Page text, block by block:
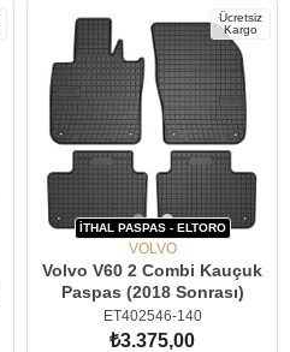
İTHAL PASPAS - ELTORO
Ücretsiz
Kargo
VOLVO
Volvo V60 2 Combi Kauçuk
Paspas (2018 Sonrası)
ET402546-140
₺3.375,00